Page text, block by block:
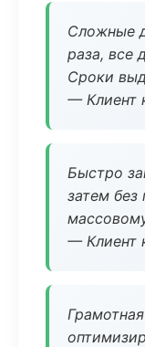
Сложные
раза, все
Сроки
— Клиент
Быстро
затем
— Клиент